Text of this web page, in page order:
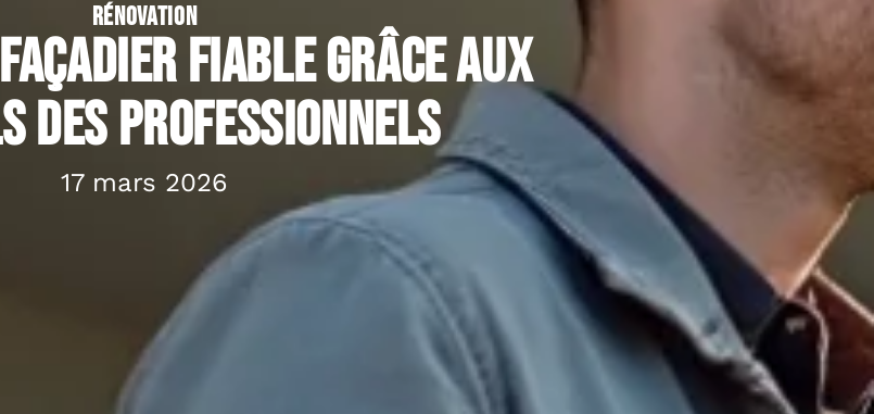
RÉNOVATION
fiable grâce aux
des professionnels
17 mars 2026